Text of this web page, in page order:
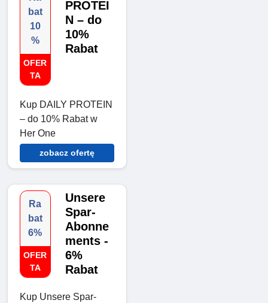
bat
10
%
OFER
TA
PROTEI
N – do
10%
Rabat
Kup DAILY PROTEIN
– do 10% Rabat w
Her One
zobacz ofertę
Ra
bat
6%
OFER
TA
Unsere
Spar-
Abonne
ments -
6%
Rabat
Kup Unsere Spar-